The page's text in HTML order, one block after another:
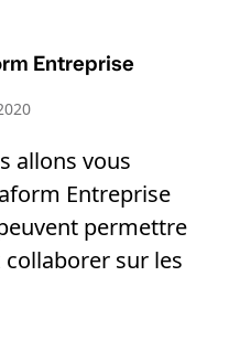
Entreprise
allons vous
Entreprise
permettre
sur les